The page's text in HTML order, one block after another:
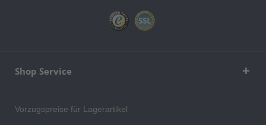
Shop Service
Vorzugspreise für Lagerartikel